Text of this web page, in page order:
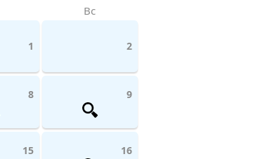
Вс
1 2
8 9
15 16